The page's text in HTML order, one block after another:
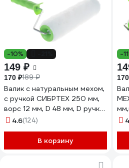
-10%
149 ₽
170 ₽189 ₽
Валик с натуральным мехом,
с ручкой СИБРТЕХ 250 мм,
ворс 12 мм, D 48 мм, D ручки
- 6 мм, 80124
4.6(124)
В корзину
-